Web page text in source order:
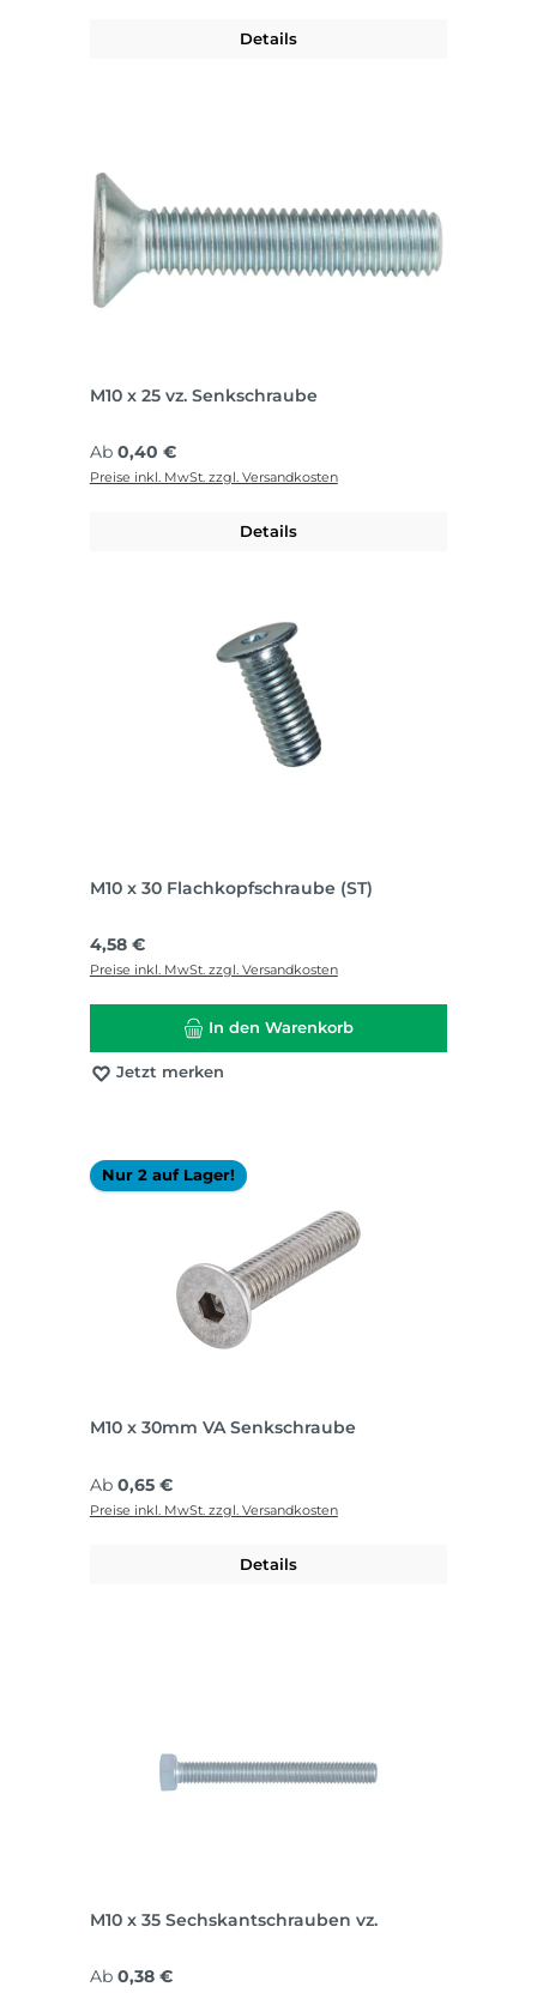
Details
M10 x 25 vz. Senkschraube
Regulärer Preis:
Ab 0,40 €
Preise inkl. MwSt. zzgl. Versandkosten
Details
M10 x 30 Flachkopfschraube (ST)
Regulärer Preis:
4,58 €
Preise inkl. MwSt. zzgl. Versandkosten
In den Warenkorb
Jetzt merken
Nur 2 auf Lager!
M10 x 30mm VA Senkschraube
Regulärer Preis:
Ab 0,65 €
Preise inkl. MwSt. zzgl. Versandkosten
Details
M10 x 35 Sechskantschrauben vz.
Regulärer Preis:
Ab 0,38 €